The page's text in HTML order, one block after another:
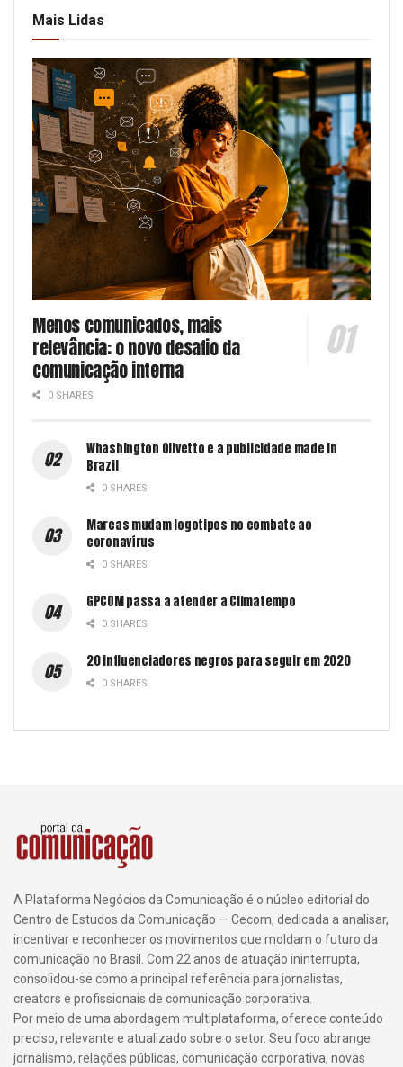
Mais Lidas
Menos comunicados, mais
relevância: o novo desafio da
comunicação interna
0 SHARES
Whashington Olivetto e a publicidade made in
Brazil
0 SHARES
Marcas mudam logotipos no combate ao
coronavírus
0 SHARES
GPCOM passa a atender a Climatempo
0 SHARES
20 influenciadores negros para seguir em 2020
0 SHARES
A Plataforma Negócios da Comunicação é o núcleo editorial do
Centro de Estudos da Comunicação — Cecom, dedicada a analisar,
incentivar e reconhecer os movimentos que moldam o futuro da
comunicação no Brasil. Com 22 anos de atuação ininterrupta,
consolidou-se como a principal referência para jornalistas,
creators e profissionais de comunicação corporativa.
Por meio de uma abordagem multiplataforma, oferece conteúdo
preciso, relevante e atualizado sobre o setor. Seu foco abrange
jornalismo, relações públicas, comunicação corporativa, novas